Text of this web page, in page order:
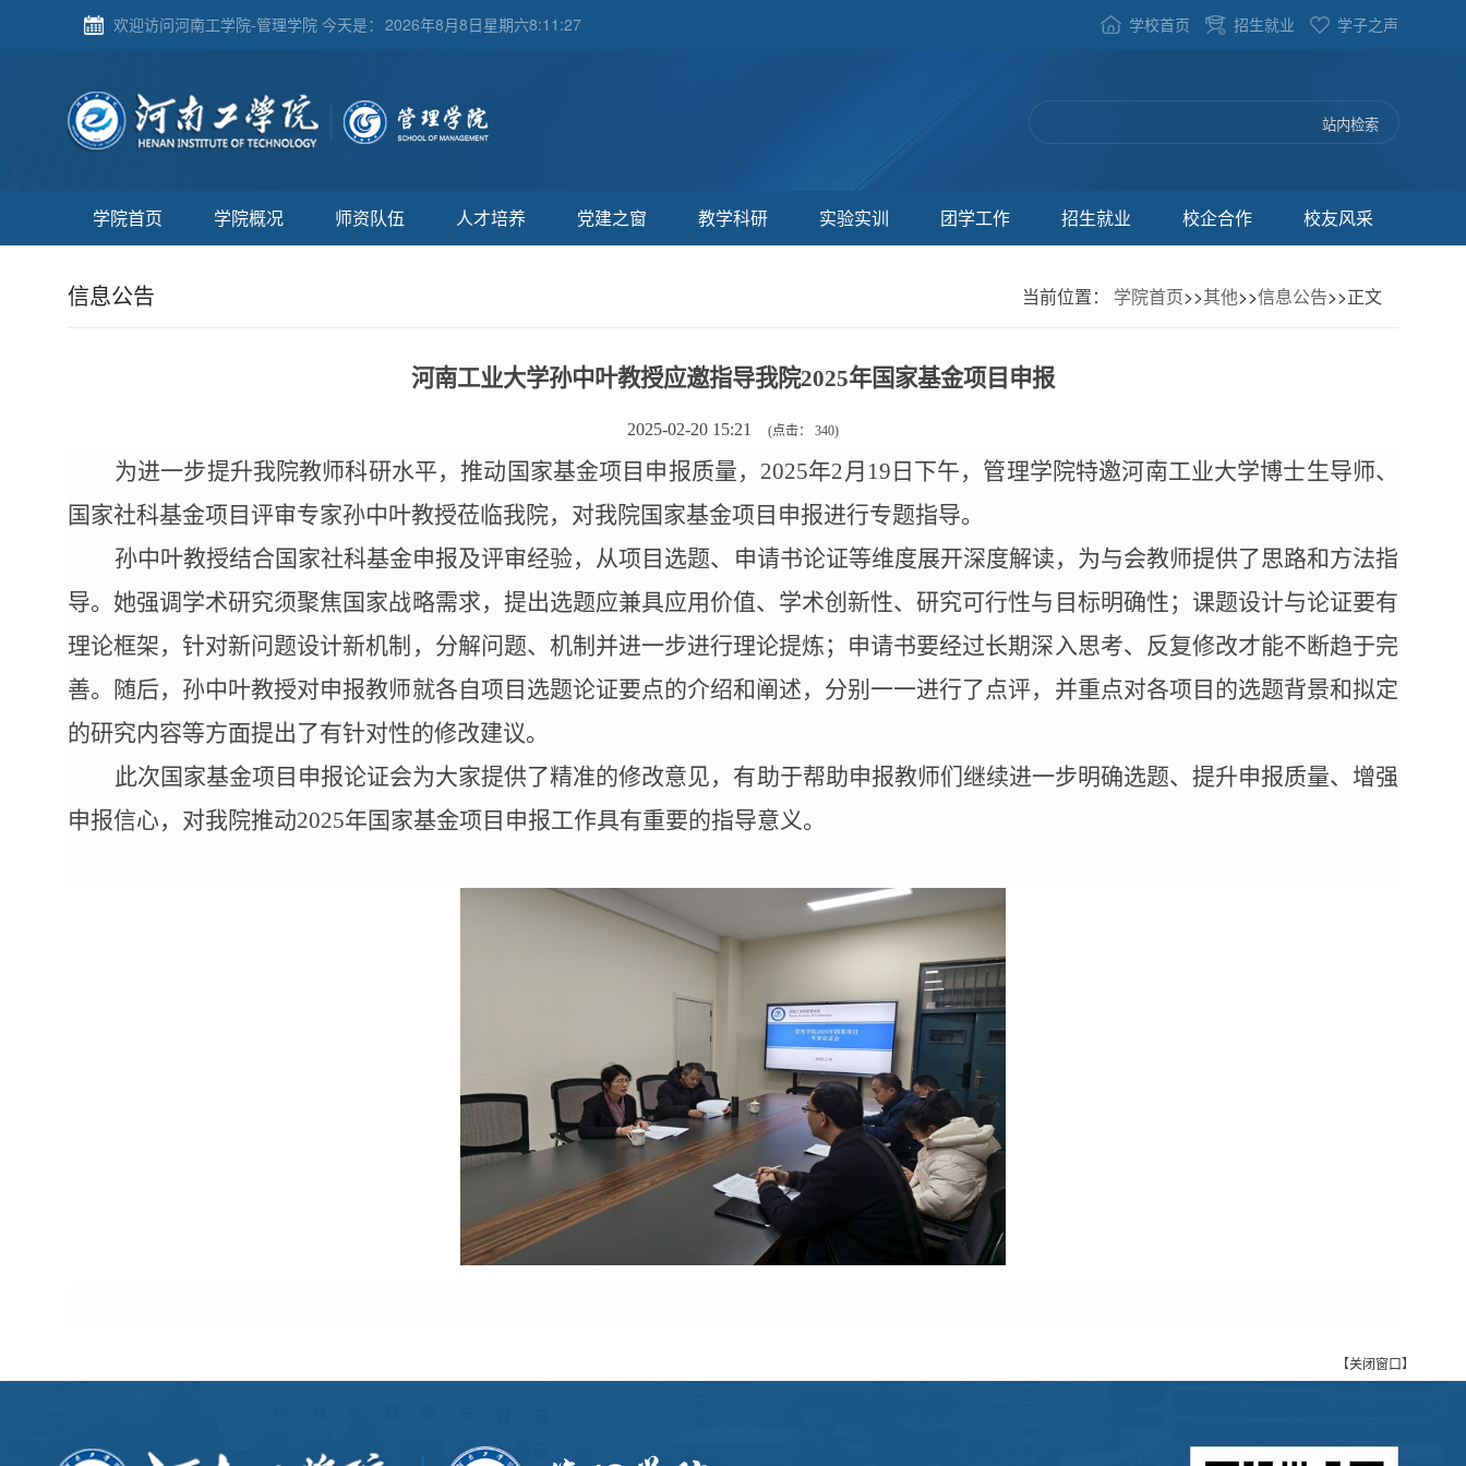
欢迎访问河南工学院-管理学院 今天是： 2026年8月8日星期六8:11:28 学校首页 招生就业 学子之声
学院首页 学院概况 师资队伍 人才培养 党建之窗 教学科研 实验实训 团学工作 招生就业 校企合作 校友风采
信息公告 当前位置： 学院首页>>其他>>信息公告>>正文
河南工业大学孙中叶教授应邀指导我院2025年国家基金项目申报
2025-02-20 15:21 (点击： 340)
为进一步提升我院教师科研水平，推动国家基金项目申报质量， 2025年2月19日下午，管理学院特邀河南工业大学博士生导师、
国家社科基金项目评审专家孙中叶教授莅临我院，对我院国家基金项目申报进行专题指导。
孙中叶教授结合国家社科基金申报及评审经验，从项目选题、申请书论证等维度展开深度解读，为与会教师提供了思路和方法指
导。她强调学术研究须聚焦国家战略需求，提出选题应兼具应用价值、学术创新性、研究可行性与目标明确性；课题设计与论证要有
理论框架，针对新问题设计新机制，分解问题、机制并进一步进行理论提炼；申请书要经过长期深入思考、反复修改才能不断趋于完
善。随后，孙中叶教授对申报教师就各自项目选题论证要点的介绍和阐述，分别一一进行了点评，并重点对各项目的选题背景和拟定
的研究内容等方面提出了有针对性的修改建议。
此次国家基金项目申报论证会为大家提供了精准的修改意见，有助于帮助申报教师们继续进一步明确选题、提升申报质量、增强
申报信心，对我院推动2025年国家基金项目申报工作具有重要的指导意义。
【关闭窗口 】